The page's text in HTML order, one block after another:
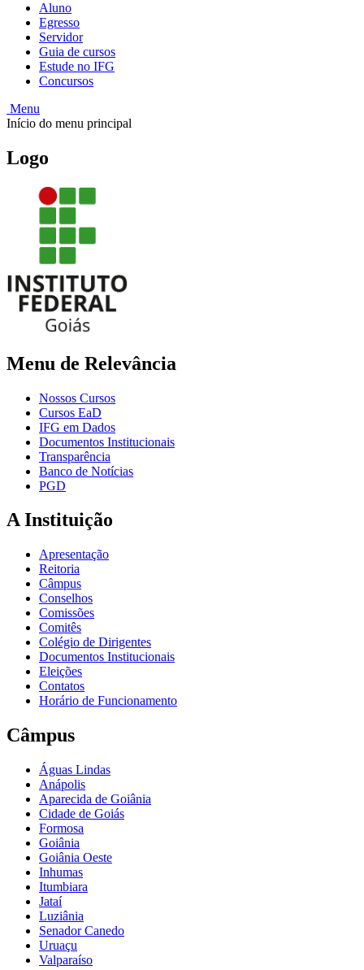
Aluno
Egresso
Servidor
Guia de cursos
Estude no IFG
Concursos
Menu
Início do menu principal
Logo
Menu de Relevância
Nossos Cursos
Cursos EaD
IFG em Dados
Documentos Institucionais
Transparência
Banco de Notícias
PGD
A Instituição
Apresentação
Reitoria
Câmpus
Conselhos
Comissões
Comitês
Colégio de Dirigentes
Documentos Institucionais
Eleições
Contatos
Horário de Funcionamento
Câmpus
Águas Lindas
Anápolis
Aparecida de Goiânia
Cidade de Goiás
Formosa
Goiânia
Goiânia Oeste
Inhumas
Itumbiara
Jataí
Luziânia
Senador Canedo
Uruaçu
Valparaíso